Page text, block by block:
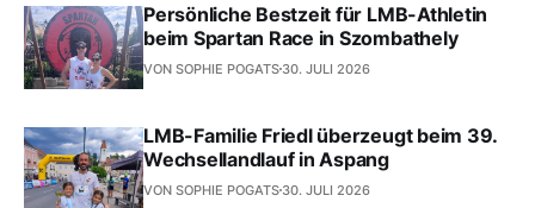
Persönliche Bestzeit für LMB-Athletin
beim Spartan Race in Szombathely
VON SOPHIE POGATS 30. JULI 2026
LMB-Familie Friedl überzeugt beim 39.
Wechsellandlauf in Aspang
VON SOPHIE POGATS 30. JULI 2026